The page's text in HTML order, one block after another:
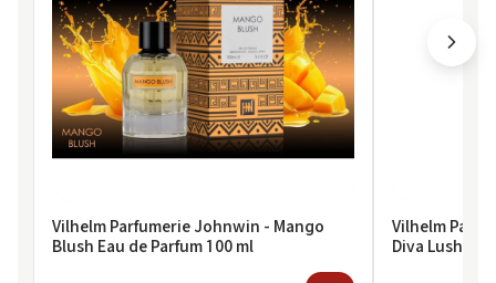
Vilhelm Parfumerie Johnwin - Mango
Blush Eau de Parfum 100 ml
Vilhelm
Diva Lush